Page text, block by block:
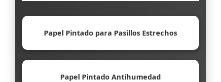
Papel Pintado para Pasillos Estrechos
Papel Pintado Antihumedad